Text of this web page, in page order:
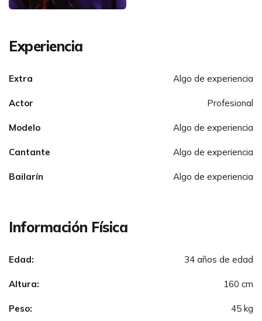
Experiencia
Extra Algo de experiencia
Actor Profesional
Modelo Algo de experiencia
Cantante Algo de experiencia
Bailarín Algo de experiencia
Información Física
Edad: 34 años de edad
Altura: 160 cm
Peso: 45 kg